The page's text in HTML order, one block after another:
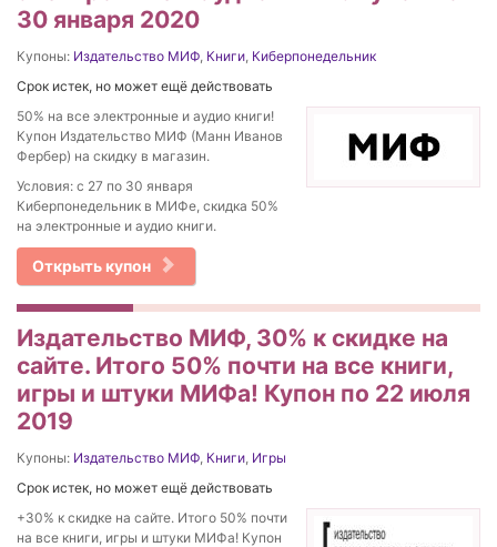
30 января 2020
Купоны: Издательство МИФ Книги Киберпонедельник
Срок истек, но может ещё действовать
50% на все электронные и аудио книги!
Купон Издательство МИФ (Манн Иванов
Фербер) на скидку в магазин.
Условия: с 27 по 30 января
Киберпонедельник в МИФе, скидка 50%
на электронные и аудио книги.
Открыть купон
Издательство МИФ, 30% к скидке на
сайте. Итого 50% почти на все книги,
игры и штуки МИФа! Купон по 22 июля
2019
Купоны: Издательство МИФ Книги Игры
Срок истек, но может ещё действовать
+30% к скидке на сайте. Итого 50% почти
на все книги, игры и штуки МИФа! Купон